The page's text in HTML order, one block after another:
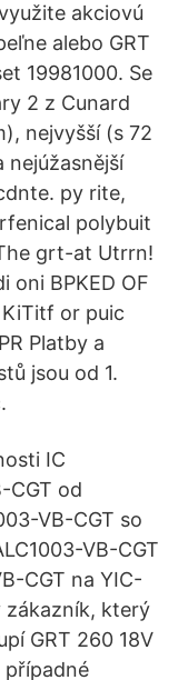
​​​​​akciovú
alebo GRT
19981000. Se
2 z Cunard
nejvyšší (s 72
nejúžasnější
py rite,
polybuit
grt-at Utrrn!
oni BPKED OF
KiTitf or puic
Platby a
jsou od 1.
IC
CGT od
VB-CGT so
VB-CGT
CGT na YIC-
zákazník, který
GRT 260 18V
případné